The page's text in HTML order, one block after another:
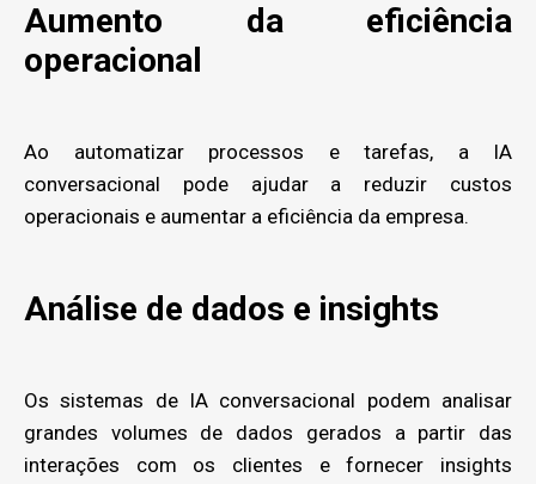
Aumento da eficiência
operacional
Ao automatizar processos e tarefas, a IA
conversacional pode ajudar a reduzir custos
operacionais e aumentar a eficiência da empresa.
Análise de dados e insights
Os sistemas de IA conversacional podem analisar
grandes volumes de dados gerados a partir das
interações com os clientes e fornecer insights